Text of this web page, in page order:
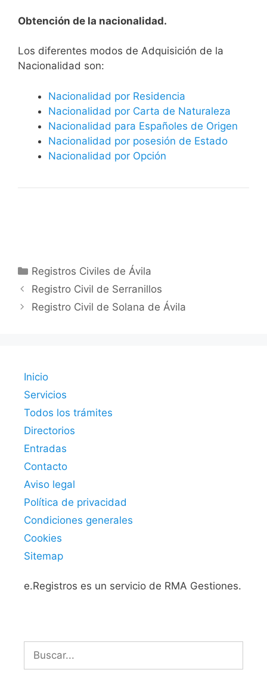
Obtención de la nacionalidad.
​​​Los diferentes modos de Adquisición de la
Nacionalidad son:
Nacionalidad por Residencia
Nacionalidad por Carta de Naturaleza
Nacionalidad para Españoles de Origen
Nacionalidad por posesión de Estado
Nacionalidad por Opción
Categorías
Registros Civiles de Ávila
Registro Civil de Serranillos
Registro Civil de Solana de Ávila
Inicio
Servicios
Todos los trámites
Directorios
Entradas
Contacto
Aviso legal
Política de privacidad
Condiciones generales
Cookies
Sitemap
e.Registros es un servicio de RMA Gestiones.
Buscar: